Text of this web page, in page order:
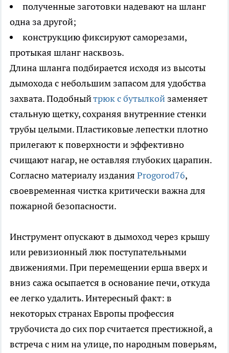
полученные заготовки надевают на шланг
одна за другой;
конструкцию фиксируют саморезами,
протыкая шланг насквозь.
Длина шланга подбирается исходя из высоты
дымохода с небольшим запасом для удобства
захвата. Подобныйтрюк с бутылкой заменяет
стальную щетку, сохраняя внутренние стенки
трубы целыми. Пластиковые лепестки плотно
прилегают к поверхности и эффективно
счищают нагар, не оставляя глубоких царапин.
Согласно материалу издания Progorod76,
своевременная чистка критически важна для
пожарной безопасности.
Инструмент опускают в дымоход через крышу
или ревизионный люк поступательными
движениями. При перемещении ерша вверх и
вниз сажа осыпается в основание печи, откуда
ее легко удалить. Интересный факт: в
некоторых странах Европы профессия
трубочиста до сих пор считается престижной, а
встреча с ним на улице, по народным поверьям,